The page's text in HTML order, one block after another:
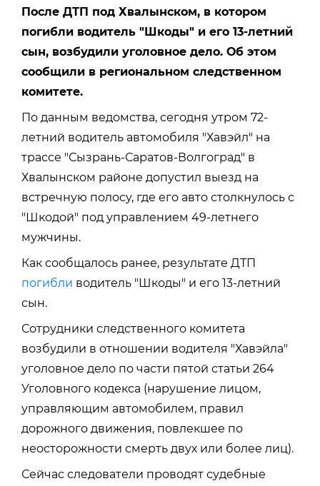
После ДТП под Хвалынском, в котором
погибли водитель "Шкоды" и его 13-летний
сын, возбудили уголовное дело. Об этом
сообщили в региональном следственном
комитете.
По данным ведомства, сегодня утром 72-
летний водитель автомобиля "Хавэйл" на
трассе "Сызрань-Саратов-Волгоград" в
Хвалынском районе допустил выезд на
встречную полосу, где его авто столкнулось с
"Шкодой" под управлением 49-летнего
мужчины.
Как сообщалось ранее, результате ДТП
погибли водитель "Шкоды" и его 13-летний
сын.
Сотрудники следственного комитета
возбудили в отношении водителя "Хавэйла"
уголовное дело по части пятой статьи 264
Уголовного кодекса (нарушение лицом,
управляющим автомобилем, правил
дорожного движения, повлекшее по
неосторожности смерть двух или более лиц).
Сейчас следователи проводят судебные